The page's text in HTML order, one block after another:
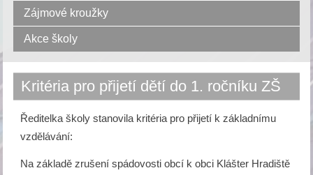
Zájmové kroužky
Akce školy
Kritéria pro přijetí dětí do 1. ročníku ZŠ
Ředitelka školy stanovila kritéria pro přijetí k základnímu
vzdělávání:
Na základě zrušení spádovosti obcí k obci Klášter Hradiště